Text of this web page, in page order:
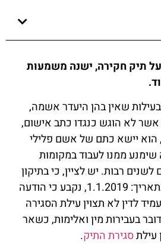
על תיק חקירה, ישנה משמעות
שאין בהן היעדר אשמה,
לא הוגש כנגדו כתב אישום,
הוא יישא כתם של אשם פלילי
ממנו לעבוד במקומות
לשנים רבות. יש לציין, כי בתיקון
לחוק שנכנס לתוקפו בתאריך: 1.1.2019, נקבע כי הודעה
לדין לא תצוין עילת הסגירה
בעבירות מין ואלימות, כשאר
עילתסגירת התיק.